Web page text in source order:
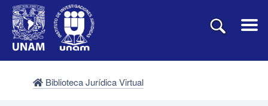
Biblioteca Jurídica Virtual